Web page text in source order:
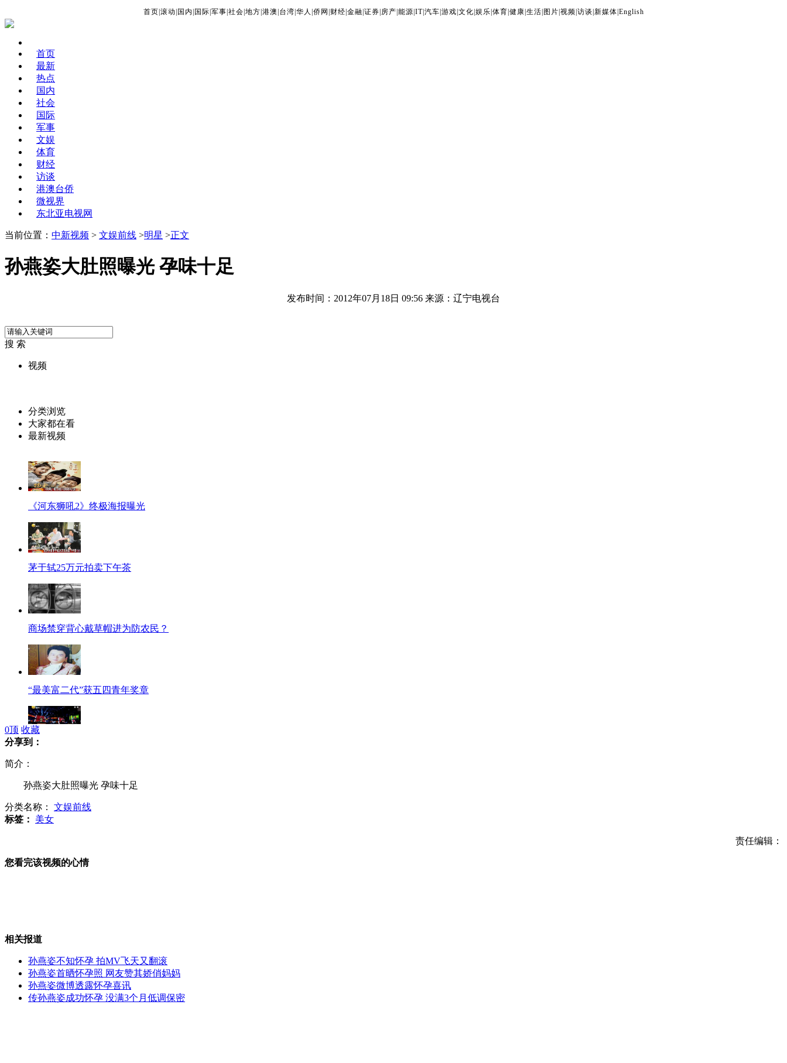
首页 滚动 国内 国际 军事 社会 地方 港澳 台湾 华人 侨网 财经 金融 证券 房产 能源 IT| 汽车 游戏 文化 娱乐 体育 健康 生活 图片 视频 访谈 新媒体 English
首页
最新
热点
国内
社会
国际
军事
文娱
体育
财经
访谈
港澳台侨
微视界
东北亚电视网
当前位置： 中新视频 > 文娱前线 >明星 >正文
孙燕姿大肚照曝光 孕味十足
发布时间：2012年07月18日 09:56 来源：辽宁电视台
搜 索
视频
分类浏览
大家都在看
最新视频
《河东狮吼2》终极海报曝光
茅于轼25万元拍卖下午茶
商场禁穿背心戴草帽进为防农民？
“最美富二代”获五四青年奖章
教育孩子有分歧 母亲投井示威
港中大录取14岁北京“神童”
蓟县火灾运300具尸体说法系虚构
0顶 收藏
分享到：
简介：
孙燕姿大肚照曝光 孕味十足
分类名称： 文娱前线
标签：
美女
责任编辑：
您看完该视频的心情
相关报道
孙燕姿不知怀孕 拍MV飞天又翻滚
孙燕姿首晒怀孕照 网友赞其娇俏妈妈
孙燕姿微博透露怀孕喜讯
传孙燕姿成功怀孕 没满3个月低调保密